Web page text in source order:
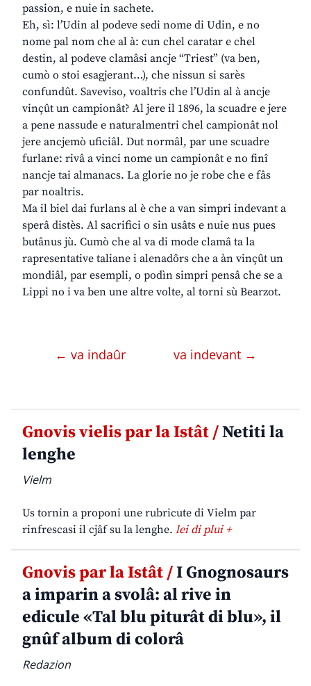
passion, e nuie in sachete.
Eh, sì: l’Udin al podeve sedi nome di Udin, e no
nome pal nom che al à: cun chel caratar e chel
destin, al podeve clamâsi ancje “Triest” (va ben,
cumò o stoi esagjerant…), che nissun si sarès
confundût. Saveviso, voaltris che l’Udin al à ancje
vinçût un campionât? Al jere il 1896, la scuadre e jere
a pene nassude e naturalmentri chel campionât nol
jere ancjemò uficiâl. Dut normâl, par une scuadre
furlane: rivâ a vinci nome un campionât e no finî
nancje tai almanacs. La glorie no je robe che e fâs
par noaltris.
Ma il biel dai furlans al è che a van simpri indevant a
sperâ distès. Al sacrifici o sin usâts e nuie nus pues
butânus jù. Cumò che al va di mode clamâ ta la
rapresentative taliane i alenadôrs che a àn vinçût un
mondiâl, par esempli, o podìn simpri pensâ che se a
Lippi no i va ben une altre volte, al torni sù Bearzot.
← va indaûr va indevant →
Gnovis vielis par la Istât /Netiti la
lenghe
Vielm
Us tornin a proponi une rubricute di Vielm par
rinfrescasi il cjâf su la lenghe. lei di plui +
Gnovis par la Istât /I Gnognosaurs
a imparin a svolâ: al rive in
edicule «Tal blu piturât di blu», il
gnûf album di colorâ
Redazion